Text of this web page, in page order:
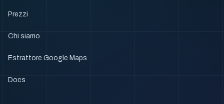
Prezzi
Chi siamo
Estrattore Google Maps
Docs